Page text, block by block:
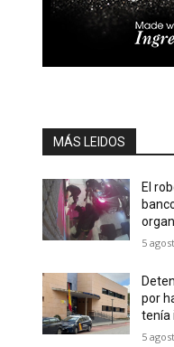
MÁS LEIDOS
El
5
por
tenía
5